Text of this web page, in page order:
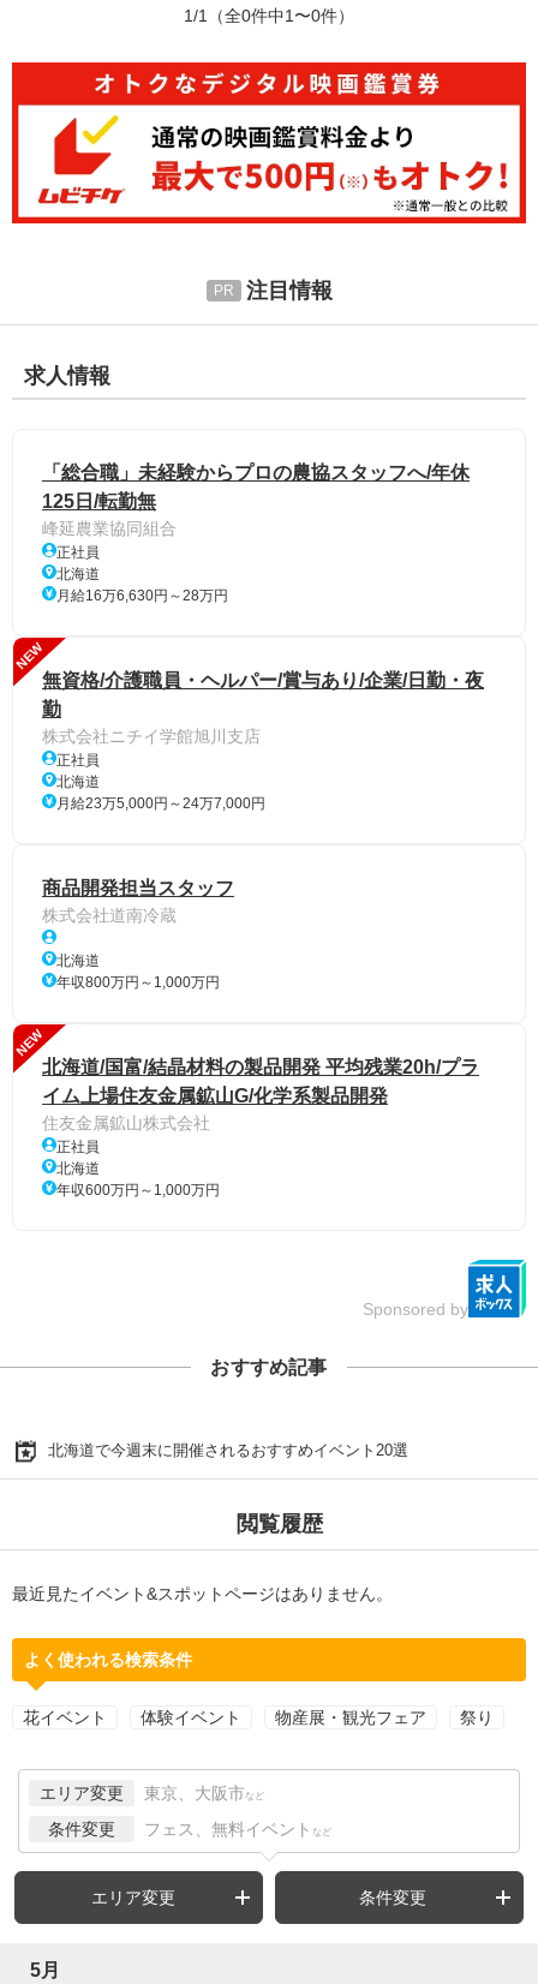
1/1 （全0件中1〜0件）
注目情報
求人情報
「総合職」未経験からプロの農協スタッフへ/年休
125日/転勤無
峰延農業協同組合
正社員
北海道
月給16万6,630円～28万円
NEW
無資格/介護職員・ヘルパー/賞与あり/企業/日勤・夜
勤
株式会社ニチイ学館旭川支店
正社員
北海道
月給23万5,000円～24万7,000円
商品開発担当スタッフ
株式会社道南冷蔵
北海道
年収800万円～1,000万円
NEW
北海道/国富/結晶材料の製品開発 平均残業20h/プラ
イム上場住友金属鉱山G/化学系製品開発
住友金属鉱山株式会社
正社員
北海道
年収600万円～1,000万円
Sponsored by
おすすめ記事
北海道で今週末に開催されるおすすめイベント20選
閲覧履歴
最近見たイベント&スポットページはありません。
よく使われる検索条件
花イベント 体験イベント 物産展・観光フェア 祭り
エリア変更 東京、大阪市 など
条件変更 フェス、無料イベント など
エリア変更 条件変更
5月